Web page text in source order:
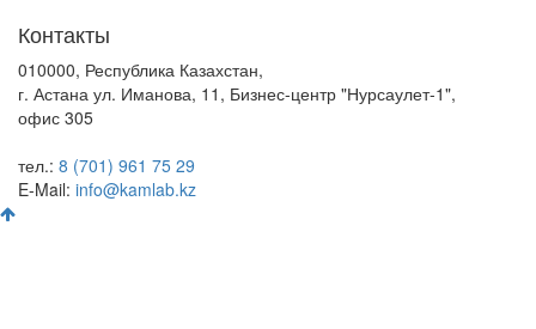
Контакты
010000, Республика Казахстан,
г. Астана ул. Иманова, 11, Бизнес-центр "Нурсаулет-1",
офис 305
тел.: 8 (701) 961 75 29
E-Mail: info@kamlab.kz